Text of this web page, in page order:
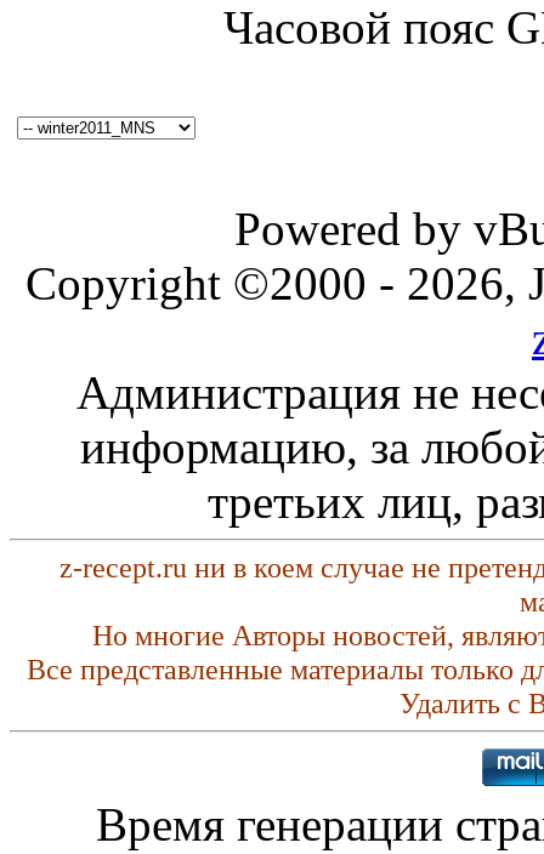
Часовой пояс
Powered by
Copyright ©2000 - 2026,
Администрация не
информацию, за любой
третьих лиц,
z-recept.ru ни в коем случае не
Но многие Авторы новостей,
Все представленные материалы только
Удалить с
Время генерации